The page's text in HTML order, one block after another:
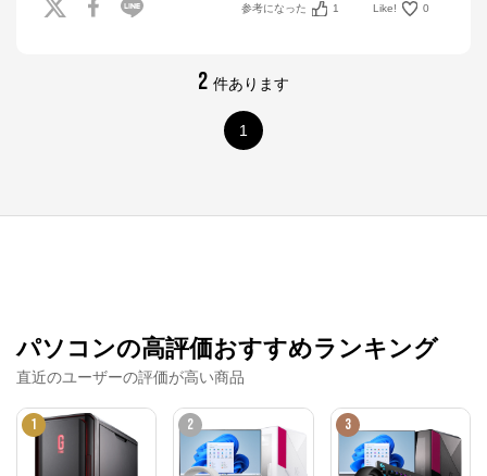
参考になった 1 Like! 0
2 件あります
1
パソコンの高評価おすすめランキング
直近のユーザーの評価が高い商品
1 2 3